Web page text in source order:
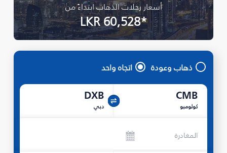
أسعار رحلات الذهاب ابتداءً من
*LKR 60,528
ذهاب وعودة اتجاه واحد
CMB
كولومبو
DXB
دبي
المغادرة